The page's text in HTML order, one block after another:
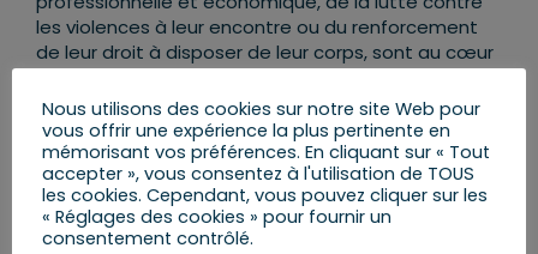
les violences à leur encontre ou du renforcement
de leur droit à disposer de leur corps, sont au cœur
de ce quinquennat et des valeurs portées par
notre groupe.
Partager cet article
Nous utilisons des cookies sur notre site Web pour
vous offrir une expérience la plus pertinente en
mémorisant vos préférences. En cliquant sur « Tout
accepter », vous consentez à l'utilisation de TOUS
les cookies. Cependant, vous pouvez cliquer sur les
« Réglages des cookies » pour fournir un
consentement contrôlé.